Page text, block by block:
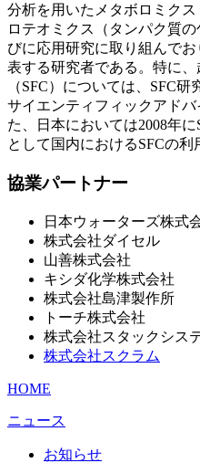
分析を用いたメタボロミク
ロテオミクス（タンパク質
びに応用研究に取り組んで
表する研究者である。特に
（SFC）については、SFC
サイエンティフィックアド
た、日本においては2008年
として国内におけるSFCの利
協業パートナー
日本ウォーターズ株式
株式会社ダイセル
山善株式会社
キシダ化学株式会社
株式会社島津製作所
トーチ株式会社
株式会社スタックシス
株式会社スクラム
HOME
ニュース
お知らせ